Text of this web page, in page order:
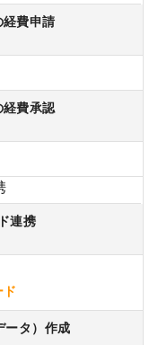
経費申請
経費承認
連携
ド
ータ）作成